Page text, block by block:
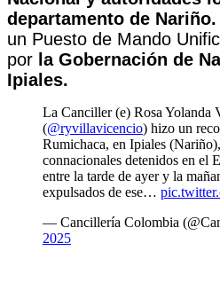
departamento de Nariño.
un Puesto de Mando
por la Gobernación de
Ipiales.
La Canciller (e) Rosa Yolanda
(@ryvillavicencio) hizo un
Rumichaca, en Ipiales
connacionales detenidos en el
entre la tarde de ayer y la
expulsados de ese…
— Cancillería Colombia
2025